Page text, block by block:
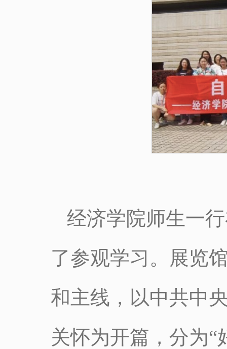
经济学院师生一
了参观学习。展览
和主线，以中共中
关怀为开篇，分为“